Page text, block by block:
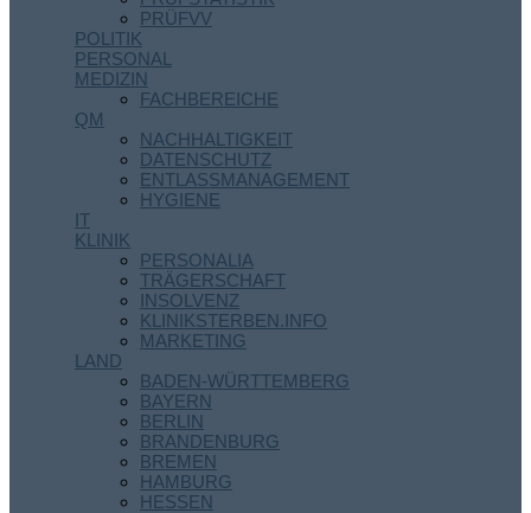
PRÜFVV
POLITIK
PERSONAL
MEDIZIN
FACHBEREICHE
QM
NACHHALTIGKEIT
DATENSCHUTZ
ENTLASSMANAGEMENT
HYGIENE
IT
KLINIK
PERSONALIA
TRÄGERSCHAFT
INSOLVENZ
KLINIKSTERBEN.INFO
MARKETING
LAND
BADEN-WÜRTTEMBERG
BAYERN
BERLIN
BRANDENBURG
BREMEN
HAMBURG
HESSEN